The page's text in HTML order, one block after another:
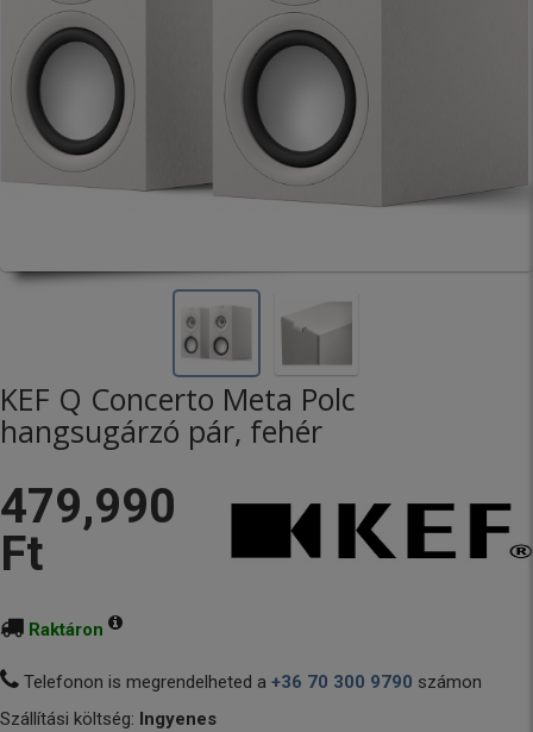
KEF Q Concerto Meta Polc
hangsugárzó pár, fehér
479,990
Ft
Raktáron
Telefonon is megrendelheted a +36 70 300 9790 számon
Szállítási költség: Ingyenes